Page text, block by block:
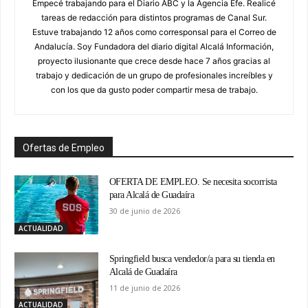
Empecé trabajando para el Diario ABC y la Agencia Efe. Realicé
tareas de redacción para distintos programas de Canal Sur.
Estuve trabajando 12 años como corresponsal para el Correo de
Andalucía. Soy Fundadora del diario digital Alcalá Información,
proyecto ilusionante que crece desde hace 7 años gracias al
trabajo y dedicación de un grupo de profesionales increíbles y
con los que da gusto poder compartir mesa de trabajo.
Ofertas de Empleo
ACTUALIDAD
OFERTA DE EMPLEO. Se necesita socorrista
para Alcalá de Guadaíra
30 de junio de 2026
ACTUALIDAD
Springfield busca vendedor/a para su tienda en
Alcalá de Guadaíra
11 de junio de 2026